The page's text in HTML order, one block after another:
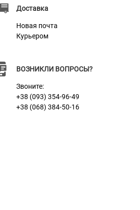
Доставка
Новая почта
Курьером
ВОЗНИКЛИ ВОПРОСЫ?
Звоните:
+38 (093) 354-96-49
+38 (068) 384-50-16